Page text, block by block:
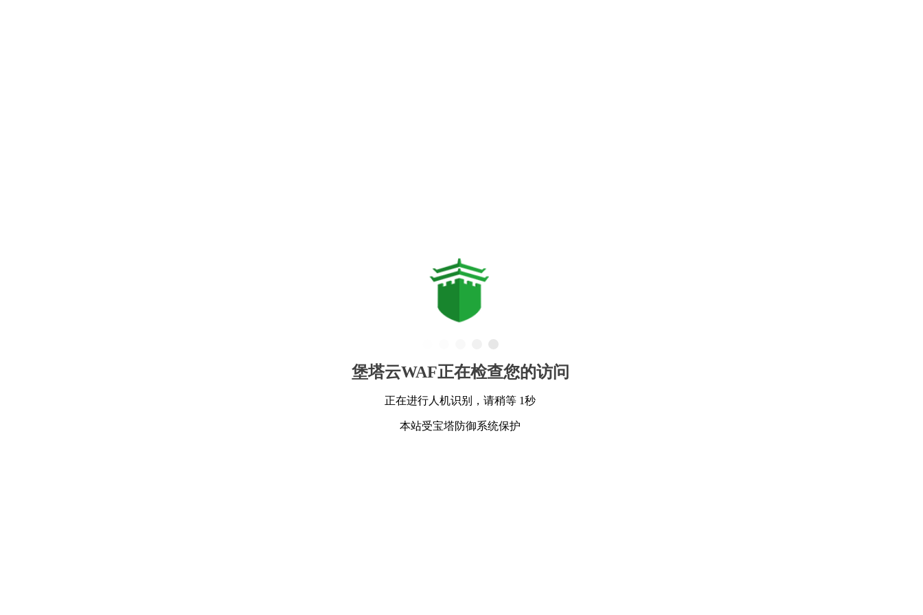
堡塔云WAF正在检查您的访问
正在进行人机识别，请稍等 1秒
本站受宝塔防御系统保护